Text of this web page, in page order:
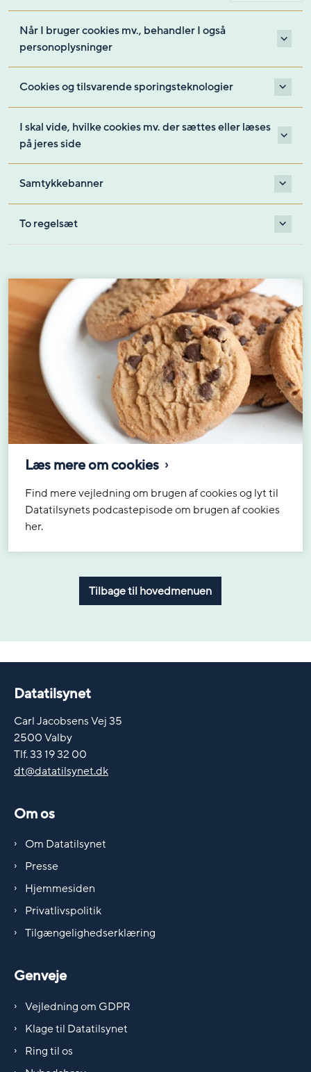
Når I bruger cookies mv., behandler I også
personoplysninger
Cookies og tilsvarende sporingsteknologier
I skal vide, hvilke cookies mv. der sættes eller læses
på jeres side
Samtykkebanner
To regelsæt
Læs mere om cookies
Find mere vejledning om brugen af cookies og lyt til
Datatilsynets podcastepisode om brugen af cookies
her.
Tilbage til hovedmenuen
Datatilsynet
Carl Jacobsens Vej 35
2500 Valby
Tlf. 33 19 32 00
dt@datatilsynet.dk
Om os
Om Datatilsynet
Presse
Hjemmesiden
Privatlivspolitik
Tilgængelighedserklæring
Genveje
Vejledning om GDPR
Klage til Datatilsynet
Ring til os